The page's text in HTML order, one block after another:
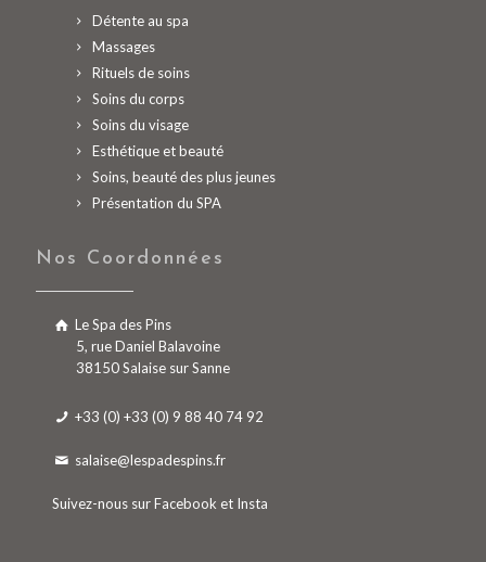
Détente au spa
Massages
Rituels de soins
Soins du corps
Soins du visage
Esthétique et beauté
Soins, beauté des plus jeunes
Présentation du SPA
Nos Coordonnées
Le Spa des Pins
5, rue Daniel Balavoine
38150 Salaise sur Sanne
+33 (0) +33 (0) 9 88 40 74 92
salaise@lespadespins.fr
Suivez-nous surFacebook et Insta